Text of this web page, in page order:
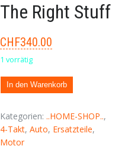
The Right Stuff
CHF340.00
1 vorrätig
In den Warenkorb
Kategorien:..HOME-SHOP..,
4-Takt,Auto, Ersatzteile,
Motor